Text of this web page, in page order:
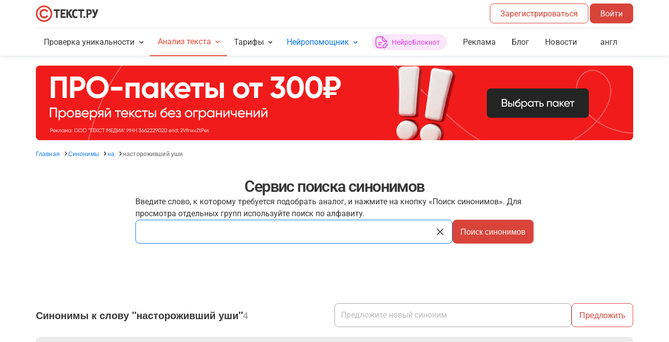
Зарегистрироваться Войти
Проверка уникальности Анализ текста Тарифы Нейропомощник НейроБлокнот Реклама Блог Новости англ
Главная Синонимы на настороживший уши
Сервис поиска синонимов
Введите слово, к которому требуется подобрать аналог, и нажмите на кнопку «Поиск синонимов». Для
просмотра отдельных групп используйте поиск по алфавиту.
Поиск синонимов
Синонимы к слову "настороживший уши"4 Предложить